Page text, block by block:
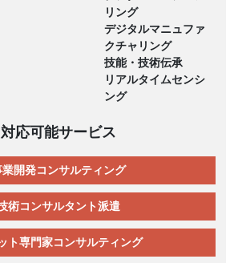
リング
デジタルマニュファ
クチャリング
技能・技術伝承
リアルタイムセンシ
ング
対応可能サービス
業開発コンサルティング
術コンサルタント派遣
ト専門家コンサルティング